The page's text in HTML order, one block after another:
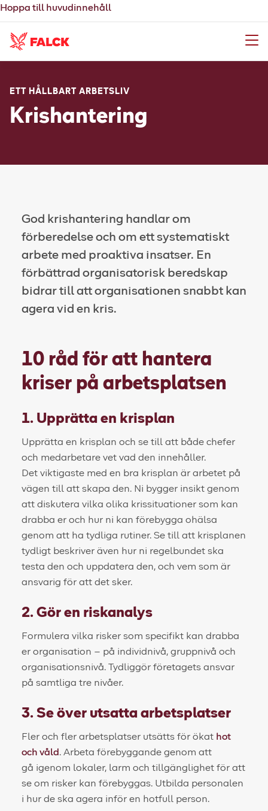
Hoppa till huvudinnehåll
Meny
ETT HÅLLBART ARBETSLIV
Krishantering
God krishantering handlar om
förberedelse och om ett systematiskt
arbete med proaktiva insatser. En
förbättrad organisatorisk beredskap
bidrar till att organisationen snabbt kan
agera vid en kris.
10 råd för att hantera
kriser på arbetsplatsen
1. Upprätta en krisplan
Upprätta en krisplan och se till att både chefer
och medarbetare vet vad den innehåller.
Det viktigaste med en bra krisplan är arbetet på
vägen till att skapa den. Ni bygger insikt genom
att diskutera vilka olika krissituationer som kan
drabba er och hur ni kan förebygga ohälsa
genom att ha tydliga rutiner. Se till att krisplanen
tydligt beskriver även hur ni regelbundet ska
testa den och uppdatera den, och vem som är
ansvarig för att det sker.
2. Gör en riskanalys
Formulera vilka risker som specifikt kan drabba
er organisation – på individnivå, gruppnivå och
organisationsnivå. Tydliggör företagets ansvar
på samtliga tre nivåer.
3. Se över utsatta arbetsplatser
Fler och fler arbetsplatser utsätts för ökat hot
och våld . Arbeta förebyggande genom att
gå igenom lokaler, larm och tillgänglighet för att
se om risker kan förebyggas. Utbilda personalen
i hur de ska agera inför en hotfull person.